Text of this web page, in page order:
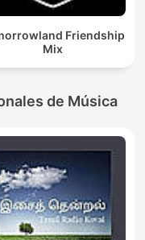
Friendship
Mix
de Música